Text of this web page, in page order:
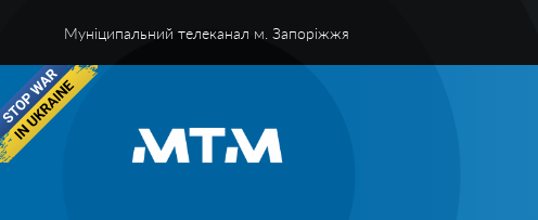
Муніципальний телеканал м. Запоріжжя